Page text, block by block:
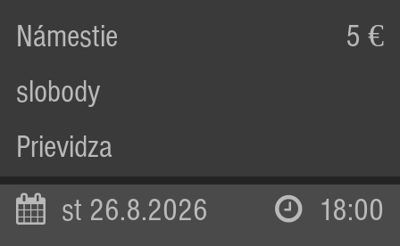
Námestie
slobody
Prievidza
5 €
st 26.8.2026 18:00